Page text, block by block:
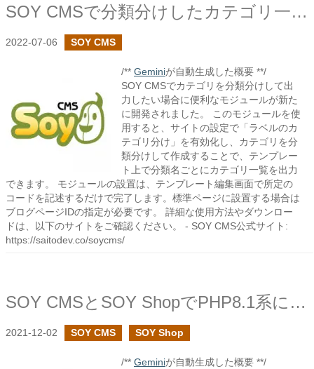
SOY CMSで分類分けしたカテゴリ一覧を出力する
2022-07-06 SOY CMS
/** Geminiが自動生成した概要 **/
SOY CMSでカテゴリを分類分けして出
力したい場合に便利なモジュールが新た
に開発されました。 このモジュールを使
用すると、サイトの設定で「ラベルのカ
テゴリ分け」を有効化し、カテゴリを分
類分けして作成することで、テンプレー
ト上で分類名ごとにカテゴリ一覧を出力
できます。 モジュールの設置は、テンプレート編集画面で所定の
コードを記述するだけで完了します。標準ページに設置する場合は
ブログページIDの指定が必要です。 詳細な使用方法やダウンロー
ドは、以下のサイトをご確認ください。 - SOY CMS公式サイト:
https://saitodev.co/soycms/
SOY CMSとSOY ShopでPHP8.1系に対応しています
2021-12-02 SOY CMS SOY Shop
/** Geminiが自動生成した概要 **/